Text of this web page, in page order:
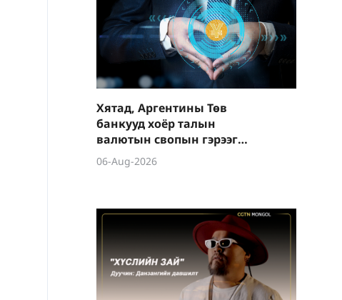
Хятад, Аргентины Төв
банкууд хоёр талын
валютын свопын гэрээг
шинэчиллээ
06-Aug-2026